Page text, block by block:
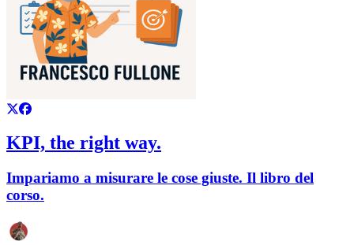
KPI, the right way.
Impariamo a misurare le cose giuste. Il libro del
corso.